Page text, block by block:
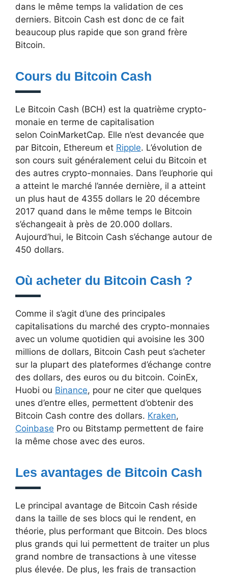
dans le même temps la validation de ces
derniers. Bitcoin Cash est donc de ce fait
beaucoup plus rapide que son grand frère
Bitcoin.
Cours du Bitcoin Cash
Le Bitcoin Cash (BCH) est la quatrième crypto-
monaie en terme de capitalisation
selon CoinMarketCap. Elle n’est devancée que
par Bitcoin, Ethereum et Ripple. L’évolution de
son cours suit généralement celui du Bitcoin et
des autres crypto-monnaies. Dans l’euphorie qui
a atteint le marché l’année dernière, il a atteint
un plus haut de 4355 dollars le 20 décembre
2017 quand dans le même temps le Bitcoin
s’échangeait à près de 20.000 dollars.
Aujourd’hui, le Bitcoin Cash s’échange autour de
450 dollars.
Où acheter du Bitcoin Cash ?
Comme il s’agit d’une des principales
capitalisations du marché des crypto-monnaies
avec un volume quotidien qui avoisine les 300
millions de dollars, Bitcoin Cash peut s’acheter
sur la plupart des plateformes d’échange contre
des dollars, des euros ou du bitcoin. CoinEx,
Huobi ou Binance, pour ne citer que quelques
unes d’entre elles, permettent d’obtenir des
Bitcoin Cash contre des dollars. Kraken,
Coinbase Pro ou Bitstamp permettent de faire
la même chose avec des euros.
Les avantages de Bitcoin Cash
Le principal avantage de Bitcoin Cash réside
dans la taille de ses blocs qui le rendent, en
théorie, plus performant que Bitcoin. Des blocs
plus grands qui lui permettent de traiter un plus
grand nombre de transactions à une vitesse
plus élevée. De plus, les frais de transaction